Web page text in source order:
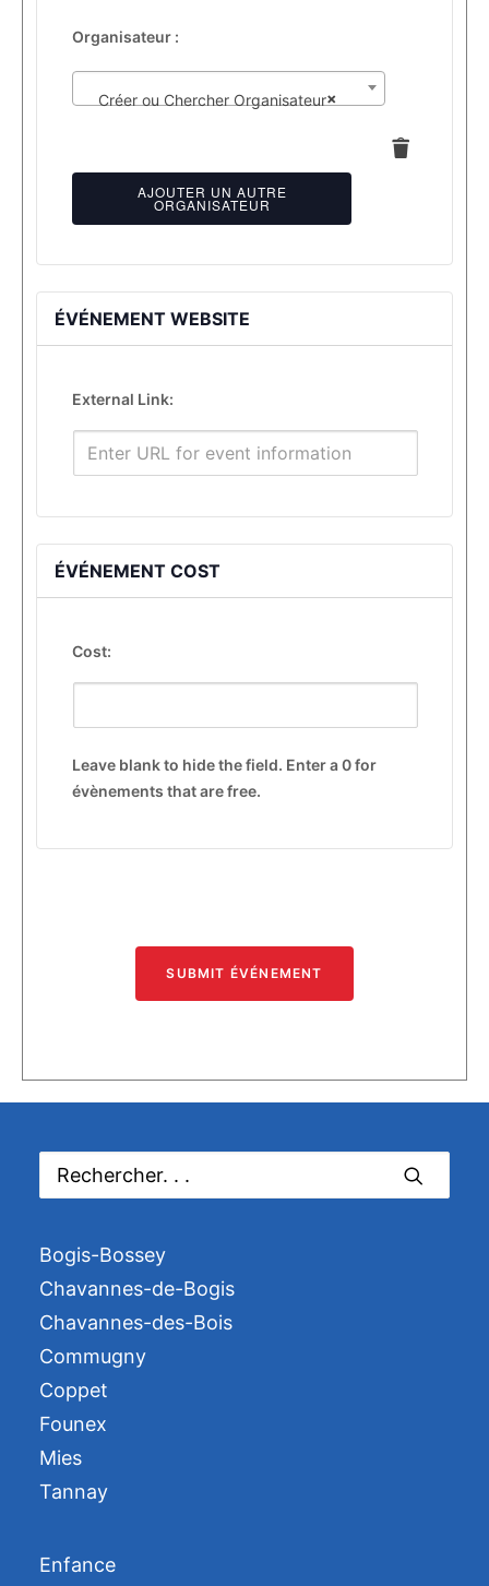
Organisateur :
×
Créer ou Chercher Organisateur
AJOUTER UN AUTRE
ORGANISATEUR
ÉVÉNEMENT WEBSITE
External Link:
ÉVÉNEMENT COST
Cost:
Leave blank to hide the field. Enter a 0 for
évènements that are free.
Bogis-Bossey
Chavannes-de-Bogis
Chavannes-des-Bois
Commugny
Coppet
Founex
Mies
Tannay
Enfance